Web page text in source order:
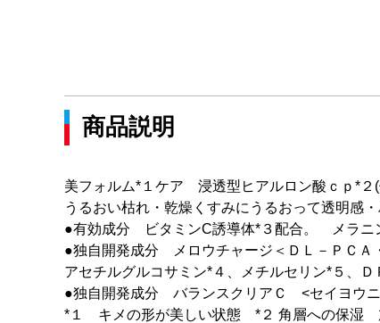
商品説明
美フォルム*１ケア 浸透型ヒアルロン酸ｃｐ*２(
うるおい枯れ・乾燥くすみにうるおって透明感
●有効成分 ビタミンC誘導体*３配合。 メラニ
●独自開発成分 メロウチャージ＜ＤＬ－ＰＣＡ
アセチルグルコサミン*４、メチルセリン*５、Ｄ
●独自開発成分 バランスクリアＣ <セイヨウ
*１ キメの形が美しい状態 *２ 角層への保湿